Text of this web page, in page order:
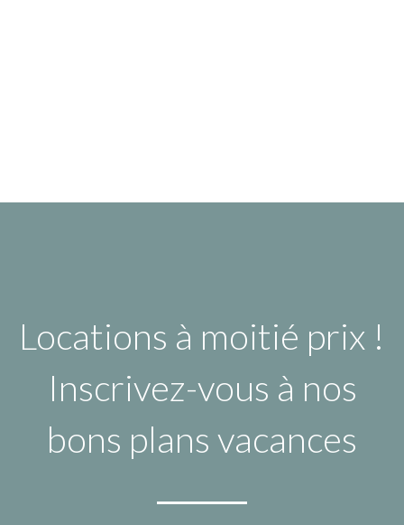
Locations à moitié prix !
Inscrivez-vous à nos
bons plans vacances